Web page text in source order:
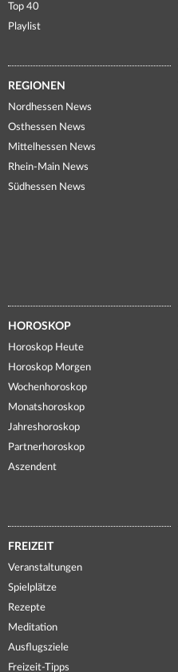
Top 40
Playlist
REGIONEN
Nordhessen News
Osthessen News
Mittelhessen News
Rhein-Main News
Südhessen News
HOROSKOP
Horoskop Heute
Horoskop Morgen
Wochenhoroskop
Monatshoroskop
Jahreshoroskop
Partnerhoroskop
Aszendent
FREIZEIT
Veranstaltungen
Spielplätze
Rezepte
Meditation
Ausflugsziele
Freizeit-Tipps